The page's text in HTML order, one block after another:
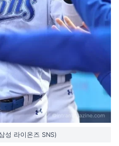
성 라이온즈 SNS)